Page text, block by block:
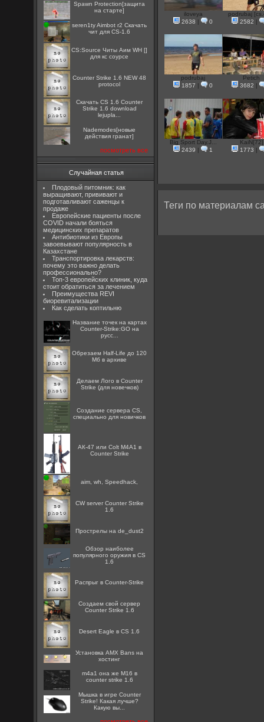
Spawn Protection[защита
на старте]
seren1ty Aimbot r2 Скачать
чит для CS-1.6
CS:Source Читы Аим WH []
для кс соурсе
Counter Strike 1.6 NEW 48
protocol
Скачать CS 1.6 Counter
Strike 1.6 download
lejupla...
Nademodes[новые
действия гранат]
посмотреть все
Случайная статья
Плодовый питомник: как
выращивают, прививают и
подготавливают саженцы к
продаже
Европейские пациенты после
COVID начали бояться
медицинских препаратов
Антибиотики из Европы
завоевывают популярность в
Казахстане
Транспортировка лекарств:
почему это важно делать
профессионально?
Топ-3 европейских клиник, куда
стоит обратиться за лечением
Преимущества REVI
биоревитализации
Как сделать коптильню
Название точек на картах
Counter-Strike:GO на
русс...
Обрезаем Half-Life до 120
Мб в архиве
Делаем Лого в Counter
Strike (для новечков)
Создание сервера CS,
специально для новичков
АК-47 или Colt M4A1 в
Counter Strike
aim, wh, Speedhack,
CW server Counter Strike
1.6
Прострелы на de_dust2
Обзор наиболее
популярного оружия в CS
1.6
Распрыг в Counter-Strike
Создаем свой сервер
Counter Strike 1.6
Desert Eagle в CS 1.6
Установка AMX Bans на
хостинг
m4a1 она же M16 в
counter strike 1.6
Мышка в игре Counter
Strike! Какая лучше?
Какую вы...
iloveya
2638
| 0
podrubaj
2582
|
podrubaj
1857
| 0
Petich
3682
|
Big Sport Day.J...
2439
| 1
KaiN[72]
1773
|
Теги по материалам